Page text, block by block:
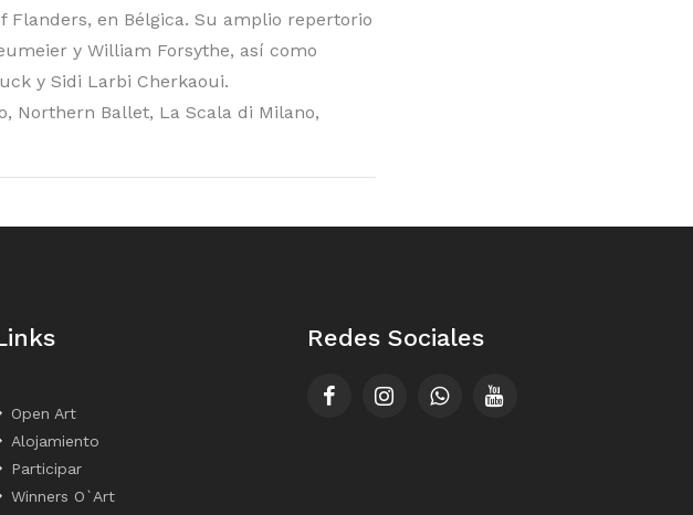
Flanders, en Bélgica. Su amplio repertorio
y William Forsythe, así como
y Sidi Larbi Cherkaoui.
Northern Ballet, La Scala di Milano,
Open Art
Alojamiento
Participar
Winners O`Art
Redes Sociales